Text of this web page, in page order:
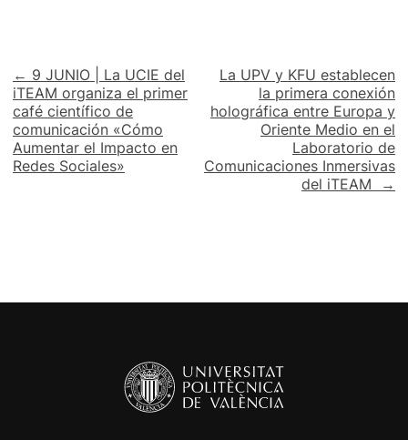
Navegación
de
entradas
← 9 JUNIO | La UCIE del
iTEAM organiza el primer
café científico de
comunicación «Cómo
Aumentar el Impacto en
Redes Sociales»
La UPV y KFU establecen
la primera conexión
holográfica entre Europa y
Oriente Medio en el
Laboratorio de
Comunicaciones Inmersivas
del iTEAM →